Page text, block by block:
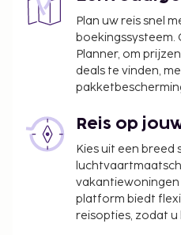
Plan uw reis snel
boekingssysteem.
Planner, om
deals te vinden,
Reis op
Kies uit een breed
platform biedt
reisopties, zodat u